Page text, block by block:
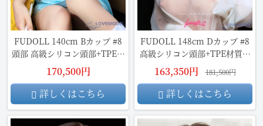
FUDOLL 140cm Bカップ #8
頭部 高級シリコン頭部+TPE材
質ボディ
170,500円
詳しくはこちら
FUDOLL 148cm Dカップ #8
高級シリコン頭部+TPE材質ボ
ディ
163,350円 181,500円
詳しくはこちら